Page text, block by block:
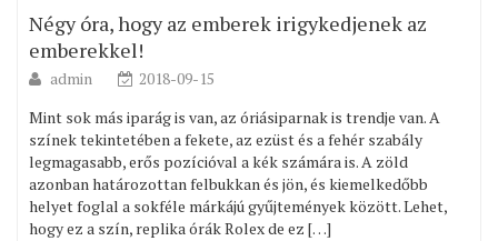
Négy óra, hogy az emberek irigykedjenek az
emberekkel!
admin
2018-09-15
Mint sok más iparág is van, az óriásiparnak is trendje van. A
színek tekintetében a fekete, az ezüst és a fehér szabály
legmagasabb, erős pozícióval a kék számára is. A zöld
azonban határozottan felbukkan és jön, és kiemelkedőbb
helyet foglal a sokféle márkájú gyűjtemények között. Lehet,
hogy ez a szín, replika órák Rolex de ez […]